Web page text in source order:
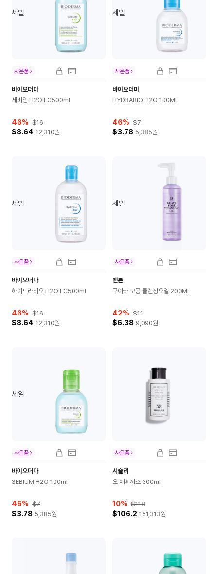
세일
바이오더마
세비엄 H2O FC500ml
46% $16
$8.64 12,310원
사은품
세일
바이오더마
HYDRABIO H2O 100ML
46% $7
$3.78 5,385원
사은품
세일
바이오더마
하이드라비오 H2O FC500ml
46% $16
$8.64 12,310원
사은품
세일
벤튼
구아바 모공 클렌징오일 200ML
42% $11
$6.38 9,090원
사은품
세일
바이오더마
SEBIUM H2O 100ml
46% $7
$3.78 5,385원
사은품
시슬리
오 에휘까스 300ml
10% $118
$106.2 151,313원
사은품